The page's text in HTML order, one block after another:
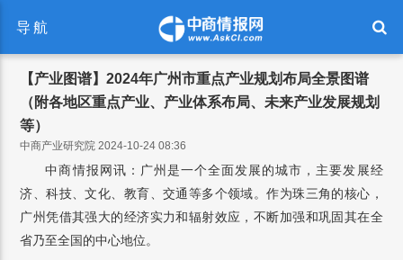
导航
【产业图谱】2024年广州市重点产业规划布局全景图谱
（附各地区重点产业、产业体系布局、未来产业发展规划
等）
中商产业研究院 2024-10-24 08:36
中商情报网讯：广州是一个全面发展的城市，主要发展经
济、科技、文化、教育、交通等多个领域。作为珠三角的核心，
广州凭借其强大的经济实力和辐射效应，不断加强和巩固其在全
省乃至全国的中心地位。